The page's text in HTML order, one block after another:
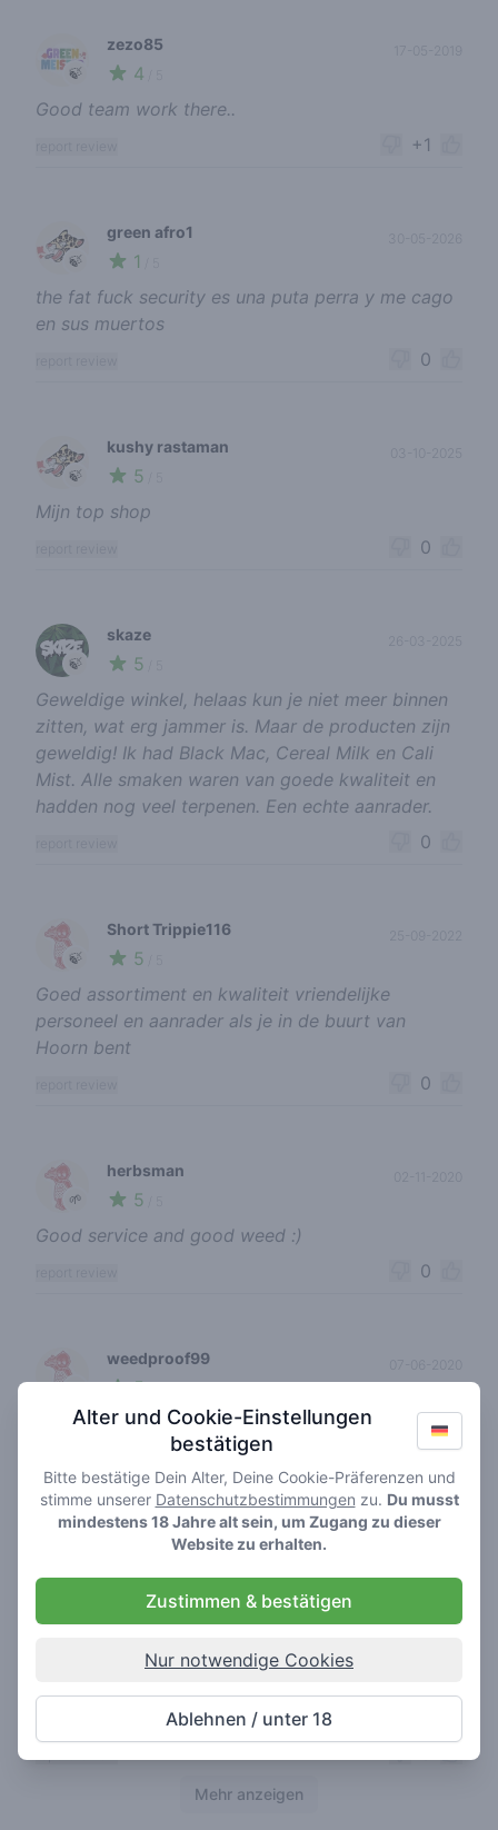
🍃
zezo85
4
Good team work there..
+1
🍃
green afro1
1
30-05-2026
the fat fuck security es una puta perra y me cago
en sus muertos
0
🍃
kushy rastaman
5
03-10-2025
Mijn top shop
0
🍃
skaze
5
26-03-2025
Geweldige winkel, helaas kun je niet meer binnen
zitten, wat erg jammer is. Maar de producten zijn
geweldig! Ik had Black Mac, Cereal Milk en Cali
Mist. Alle smaken waren van goede kwaliteit en
hadden nog veel terpenen. Een echte aanrader.
0
🍃
Short Trippie116
5
Goed assortiment en kwaliteit vriendelijke
personeel en aanrader als je in de buurt van
Hoorn bent
0
🌱
herbsman
5
Good service and good weed :)
0
🌱
weedproof99
5
Goeie hasj
🍃 4/ 5
Echt een super coffeeshop. Het personeel is echt
service. De sfeer in Zuiderzee is sowieso heel
relaxed. En de producten zijn echt super en zeker
de voor- gedraaide Pollempies :-)
Mehr anzeigen
Alter und Cookie-Einstellungen
bestätigen
Bitte bestätige Dein Alter, Deine Cookie-Präferenzen und
stimme unserer Datenschutzbestimmungen zu. Du musst
mindestens 18 Jahre alt sein, um Zugang zu dieser
Website zu erhalten.
Zustimmen & bestätigen
Nur notwendige Cookies
Ablehnen / unter 18